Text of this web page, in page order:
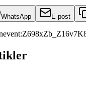
WhatsApp E-post